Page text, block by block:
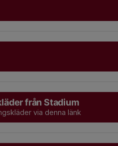
från Stadium
via denna länk